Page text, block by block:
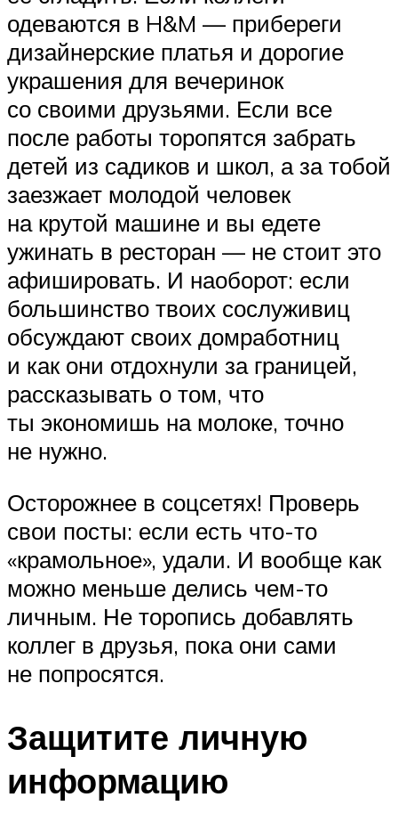
одеваются в H&M — прибереги
дизайнерские платья и дорогие
украшения для вечеринок
со своими друзьями. Если все
после работы торопятся забрать
детей из садиков и школ, а за тобой
заезжает молодой человек
на крутой машине и вы едете
ужинать в ресторан — не стоит это
афишировать. И наоборот: если
большинство твоих сослуживиц
обсуждают своих домработниц
и как они отдохнули за границей,
рассказывать о том, что
ты экономишь на молоке, точно
не нужно.
Осторожнее в соцсетях! Проверь
свои посты: если есть что-то
«крамольное», удали. И вообще как
можно меньше делись чем-то
личным. Не торопись добавлять
коллег в друзья, пока они сами
не попросятся.
Защитите личную
информацию